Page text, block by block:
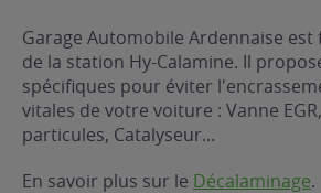
le Décalaminage
du carburant avec
garagiste
Garage Automobile Ardennaise
de la station Hy-Calamine. Il
spécifiques pour éviter
vitales de votre voiture : Vanne
particules, Catalyseur...
En savoir plus sur le Décalaminage.